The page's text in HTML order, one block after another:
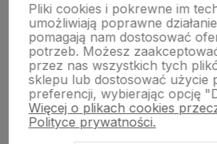
Swiat Edibutik
Pliki cookies i pokrewne im
umożliwiają poprawne
pomagają nam dostosować
potrzeb. Możesz
przez nas wszystkich tych
sklepu lub dostosować użycie
preferencji, wybierając opcję
Więcej o plikach cookies
Polityce prywatności.